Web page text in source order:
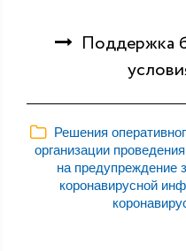
Поддержка
Решения
организации
на предупреждение
коронавирусной